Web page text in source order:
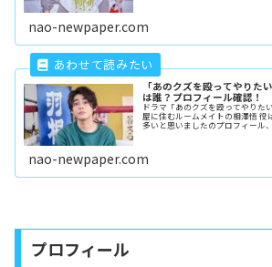
nao-newpaper.com
「あのクズを殴ってやりた
は誰？プロフィール確認！
ドラマ「あのクズを殴ってやりた
屋に住むルームメイトの相澤悟
多いと思いましたのプロフィール
nao-newpaper.com
プロフィール